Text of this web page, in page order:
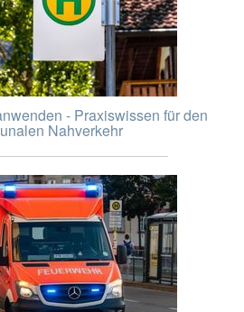
- Praxiswissen für den
Nahverkehr